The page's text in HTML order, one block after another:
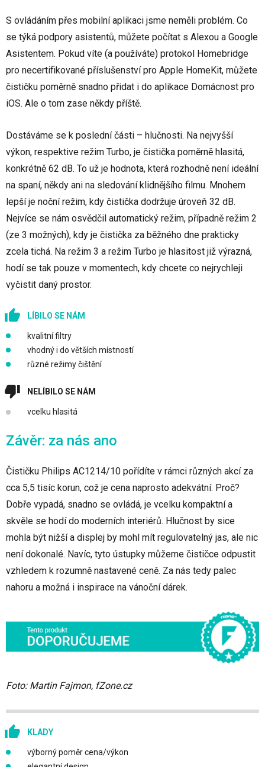
S ovládáním přes mobilní aplikaci jsme neměli problém. Co
se týká podpory asistentů, můžete počítat s Alexou a Google
Asistentem. Pokud víte (a používáte) protokol Homebridge
pro necertifikované příslušenství pro Apple HomeKit, můžete
čističku poměrně snadno přidat i do aplikace Domácnost pro
iOS. Ale o tom zase někdy příště.
Dostáváme se k poslední části – hlučnosti. Na nejvyšší
výkon, respektive režim Turbo, je čistička poměrně hlasitá,
konkrétně 62 dB. To už je hodnota, která rozhodně není ideální
na spaní, někdy ani na sledování klidnějšího filmu. Mnohem
lepší je noční režim, kdy čistička dodržuje úroveň 32 dB.
Nejvíce se nám osvědčil automatický režim, případně režim 2
(ze 3 možných), kdy je čistička za běžného dne prakticky
zcela tichá. Na režim 3 a režim Turbo je hlasitost již výrazná,
hodí se tak pouze v momentech, kdy chcete co nejrychleji
vyčistit daný prostor.
LÍBILO SE NÁM
kvalitní filtry
vhodný i do větších místností
různé režimy čištění
NELÍBILO SE NÁM
vcelku hlasitá
Závěr: za nás ano
Čističku Philips AC1214/10 pořídíte v rámci různých akcí za
cca 5,5 tisíc korun, což je cena naprosto adekvátní. Proč?
Dobře vypadá, snadno se ovládá, je vcelku kompaktní a
skvěle se hodí do moderních interiérů. Hlučnost by sice
mohla být nižší a displej by mohl mít regulovatelný jas, ale nic
není dokonalé. Navíc, tyto ústupky můžeme čističce odpustit
vzhledem k rozumně nastavené ceně. Za nás tedy palec
nahoru a možná i inspirace na vánoční dárek.
Foto: Martin Fajmon, fZone.cz
KLADY
výborný poměr cena/výkon